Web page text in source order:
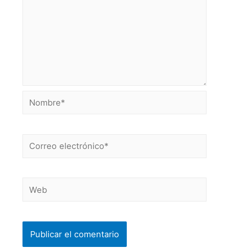
Nombre*
Correo
Web